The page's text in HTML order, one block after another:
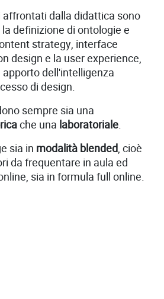
affrontati dalla didattica sono
definizione di ontologie e
strategy, interface
design e la user experience,
dell'intelligenza
di design.
sempre sia una
che una laboratoriale.
sia in modalità blended, cioè
da frequentare in aula ed
sia in formula full online.